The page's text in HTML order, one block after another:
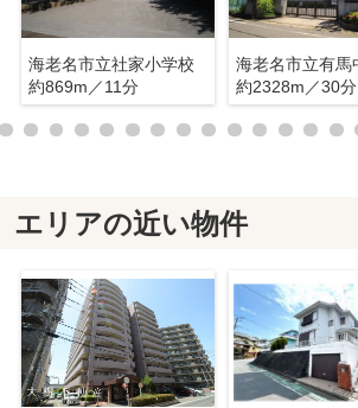
海老名市立社家小学校
約869m／11分
海老名市立有馬
約2328m／30分
エリアの近い物件